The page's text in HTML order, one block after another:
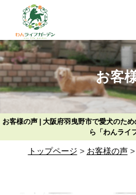
お客
お客様の声 | 大阪府羽曳野市で愛犬のた
ら「わんライ
トップページ > お客様の声>